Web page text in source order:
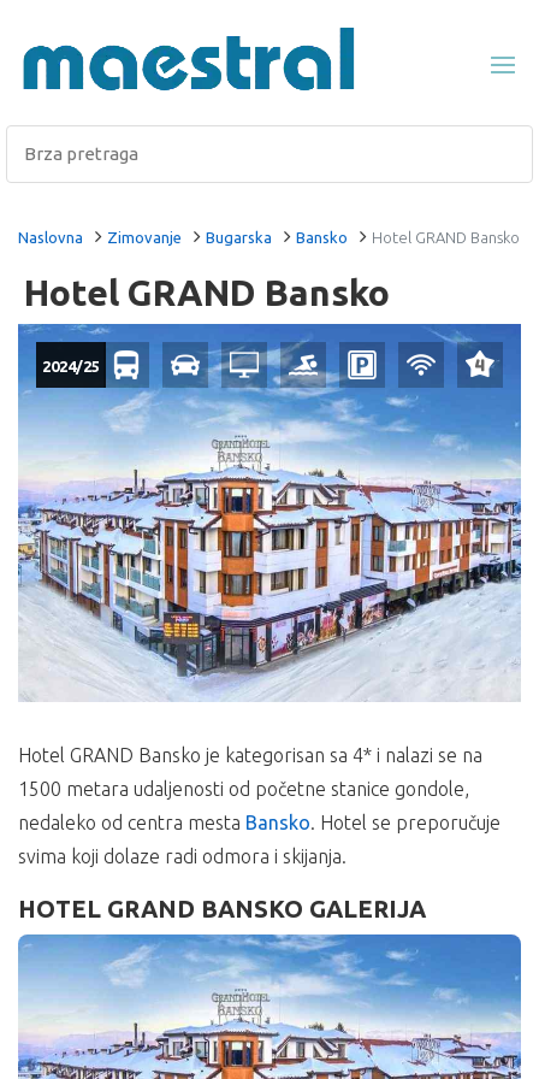
Naslovna Zimovanje Bugarska Bansko Hotel GRAND Bansko
Hotel GRAND Bansko
2024/25
Hotel GRAND Bansko je kategorisan sa 4* i nalazi se na
1500 metara udaljenosti od početne stanice gondole,
nedaleko od centra mesta Bansko . Hotel se preporučuje
svima koji dolaze radi odmora i skijanja.
HOTEL GRAND BANSKO GALERIJA